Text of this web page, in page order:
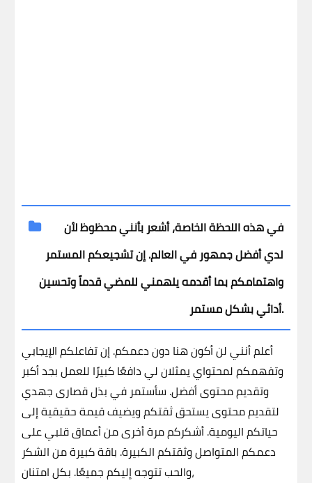
في هذه اللحظة الخاصة، أشعر بأنني محظوظ لأن
لدي أفضل جمهور في العالم. إن تشجيعكم المستمر
واهتمامكم بما أقدمه يلهمني للمضي قدماً وتحسين
أدائي بشكل مستمر.
أعلم أنني لن أكون هنا دون دعمكم. إن تفاعلكم الإيجابي
وتفهمكم لمحتواي يمثلان لي دافعًا كبيرًا للعمل بجد أكبر
وتقديم محتوى أفضل. سأستمر في بذل قصارى جهدي
لتقديم محتوى يستحق ثقتكم ويضيف قيمة حقيقية إلى
حياتكم اليومية. أشكركم مرة أخرى من أعماق قلبي على
دعمكم المتواصل وثقتكم الكبيرة. باقة كبيرة من الشكر
والحب تتوجه إليكم جميعًا.بكل امتنان،